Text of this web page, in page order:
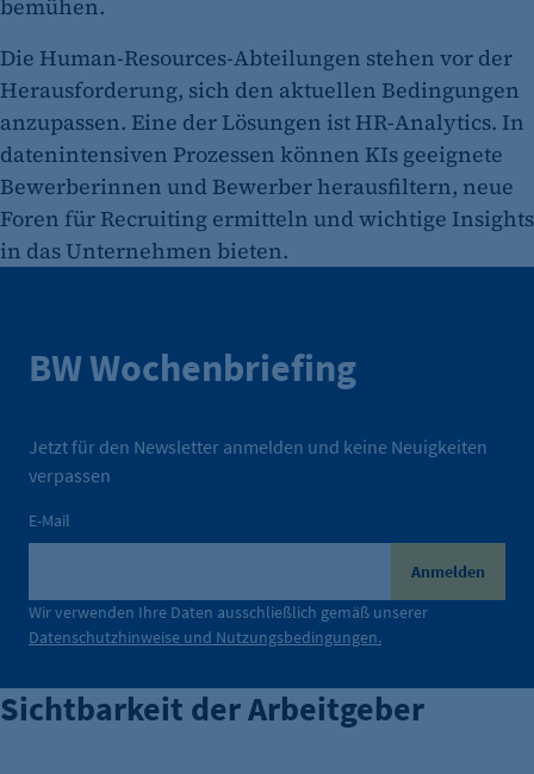
bemühen.
Die Human-Resources-Abteilungen stehen vor der
Herausforderung, sich den aktuellen Bedingungen
anzupassen. Eine der Lösungen ist HR-Analytics. In
datenintensiven Prozessen können KIs geeignete
Bewerberinnen und Bewerber herausfiltern, neue
Foren für Recruiting ermitteln und wichtige Insights
in das Unternehmen bieten.
BW Wochenbriefing
Jetzt für den Newsletter anmelden und keine Neuigkeiten
verpassen
E-Mail
Anmelden
Wir verwenden Ihre Daten ausschließlich gemäß unserer
Datenschutzhinweise und Nutzungsbedingungen.
Sichtbarkeit der Arbeitgeber